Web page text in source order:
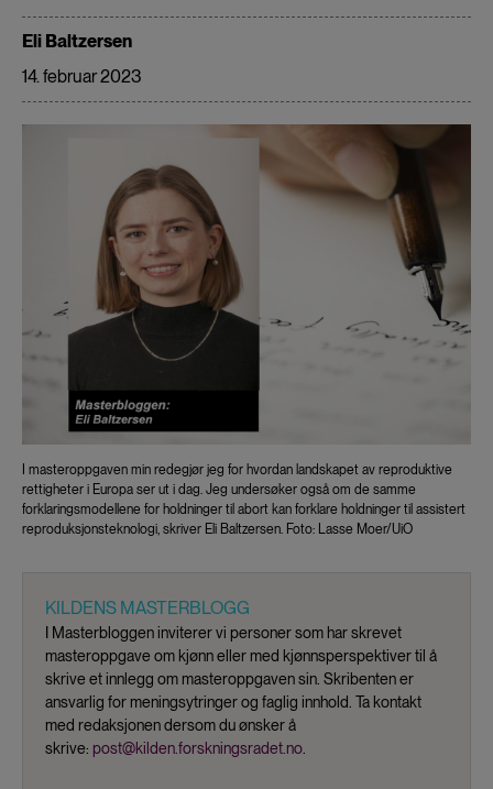
Eli Baltzersen
14. februar 2023
I masteroppgaven min redegjør jeg for hvordan landskapet av reproduktive
rettigheter i Europa ser ut i dag. Jeg undersøker også om de samme
forklaringsmodellene for holdninger til abort kan forklare holdninger til assistert
reproduksjonsteknologi, skriver Eli Baltzersen. Foto: Lasse Moer/UiO
KILDENS MASTERBLOGG
I Masterbloggen inviterer vi personer som har skrevet
masteroppgave om kjønn eller med kjønnsperspektiver til å
skrive et innlegg om masteroppgaven sin. Skribenten er
ansvarlig for meningsytringer og faglig innhold. Ta kontakt
med redaksjonen dersom du ønsker å
skrive: post@kilden.forskningsradet.no